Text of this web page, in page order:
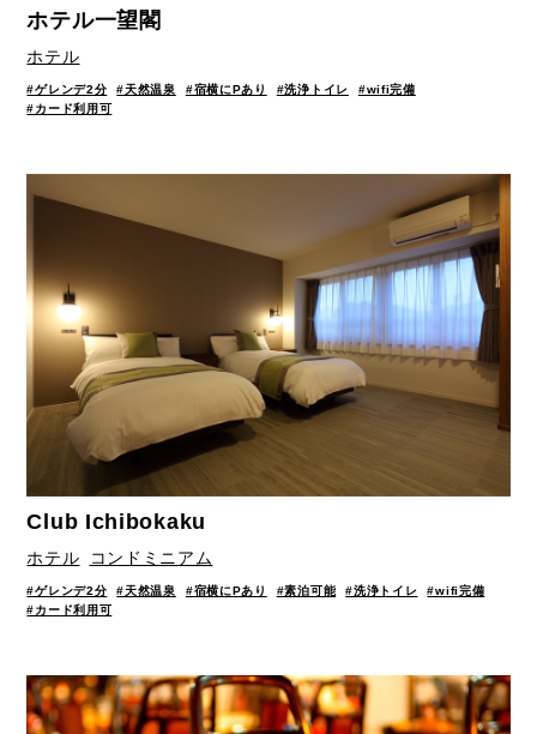
ホテル一望閣
ホテル
#ゲレンデ2分 #天然温泉 #宿横にPあり #洗浄トイレ
#wifi完備
#カード利用可
Club Ichibokaku
ホテル コンドミニアム
#ゲレンデ2分 #天然温泉 #宿横にPあり #素泊可能 #洗浄トイレ
#wifi完備
#カード利用可